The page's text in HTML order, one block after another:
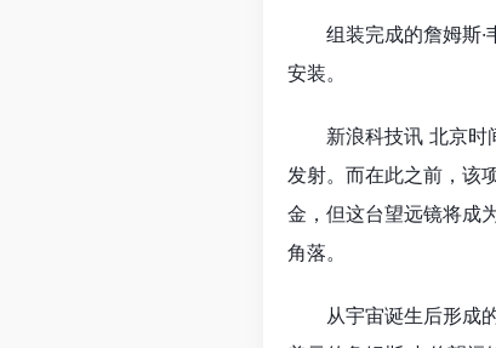
组装完成的詹姆斯·
安装。
新浪科技讯 北京时间
发射。而在此之前，该
金，但这台望远镜将成
角落。
从宇宙诞生后形成的